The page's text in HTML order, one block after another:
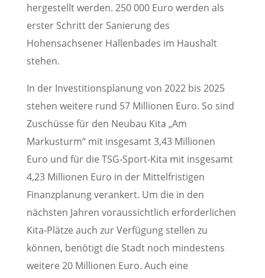
hergestellt werden. 250 000 Euro werden als
erster Schritt der Sanierung des
Hohensachsener Hallenbades im Haushalt
stehen.
In der Investitionsplanung von 2022 bis 2025
stehen weitere rund 57 Millionen Euro. So sind
Zuschüsse für den Neubau Kita „Am
Markusturm“ mit insgesamt 3,43 Millionen
Euro und für die TSG-Sport-Kita mit insgesamt
4,23 Millionen Euro in der Mittelfristigen
Finanzplanung verankert. Um die in den
nächsten Jahren voraussichtlich erforderlichen
Kita-Plätze auch zur Verfügung stellen zu
können, benötigt die Stadt noch mindestens
weitere 20 Millionen Euro. Auch eine